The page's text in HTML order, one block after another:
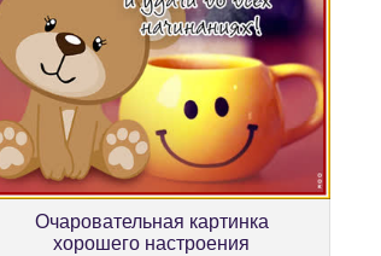
Очаровательная картинка
хорошего настроения